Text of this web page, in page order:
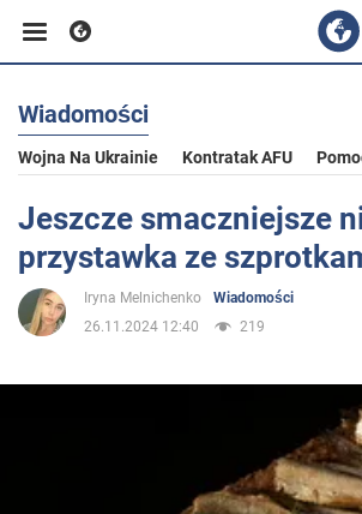
Biznes
Sport
Rozrywka
Wiadomości
Wojna Na Ukrainie Kontratak AFU
Jeszcze smaczniejsze
przystawka ze
Iryna Melnichenko
Wiadomości
26.11.2024 12:40
219